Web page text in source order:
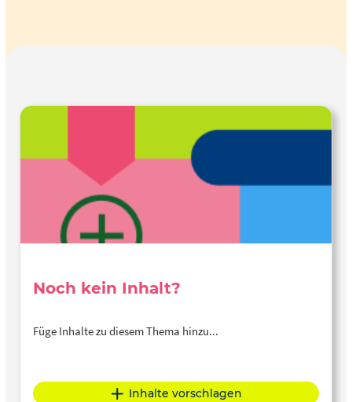
Noch kein Inhalt?
Füge Inhalte zu diesem Thema hinzu...
Inhalte vorschlagen